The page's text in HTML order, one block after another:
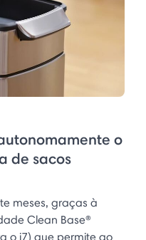
o
de sacos
meses, graças à
Clean Base®
o i7) que permite ao